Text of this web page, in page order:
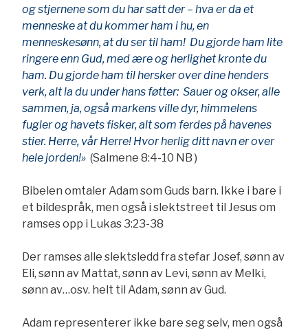
og stjernene som du har satt der – hva er da et
menneske at du kommer ham i hu, en
menneskesønn, at du ser til ham! Du gjorde ham lite
ringere enn Gud, med ære og herlighet kronte du
ham. Du gjorde ham til hersker over dine henders
verk, alt la du under hans føtter: Sauer og okser, alle
sammen, ja, også markens ville dyr, himmelens
fugler og havets fisker, alt som ferdes på havenes
stier. Herre, vår Herre! Hvor herlig ditt navn er over
hele jorden!» (Salmene 8:4-10 NB )
Bibelen omtaler Adam som Guds barn. Ikke i bare i
et bildespråk, men også i slektstreet til Jesus om
ramses opp i Lukas 3:23-38
Der ramses alle slektsledd fra stefar Josef, sønn av
Eli, sønn av Mattat, sønn av Levi, sønn av Melki,
sønn av…osv. helt til Adam, sønn av Gud.
Adam representerer ikke bare seg selv, men også